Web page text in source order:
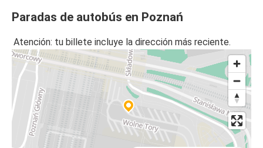
Paradas de autobús en Poznań
Atención: tu billete incluye la dirección más reciente.